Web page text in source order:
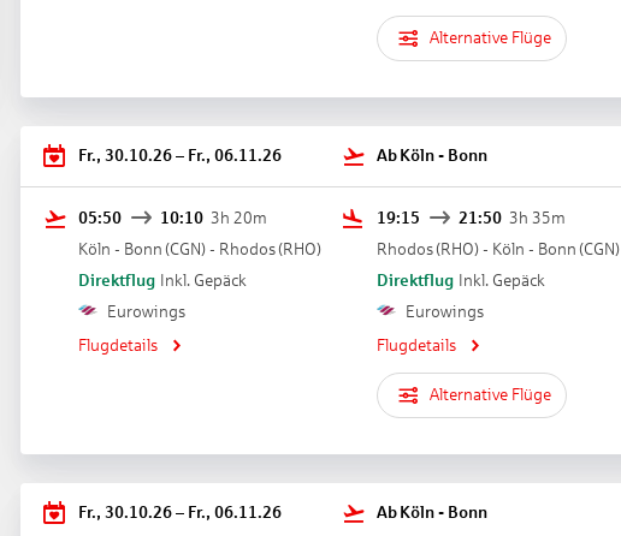
Alternative Flüge
Fr., 30.10.26 – Fr., 06.11.26 Ab Köln - Bonn
05:50 10:10 3h 20m
Köln - Bonn (CGN) - Rhodos(RHO)
Direktflug Inkl. Gepäck
Eurowings
Flugdetails
19:15 21:50 3h 35m
Rhodos(RHO) - Köln - Bonn (CGN)
Direktflug Inkl. Gepäck
Eurowings
Flugdetails
Alternative Flüge
Fr., 30.10.26 – Fr., 06.11.26 Ab Köln - Bonn